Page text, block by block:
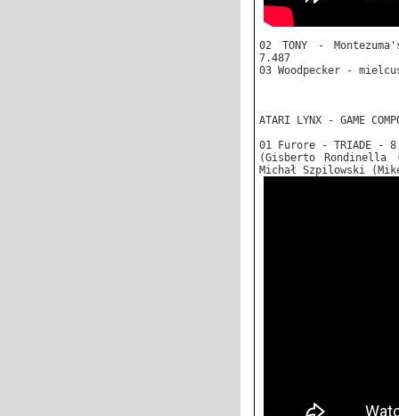
02 TONY -
7.487
03 Woodpecker -
ATARI LYNX - GAME
01 Furore - TRIADE -
(Gisberto Rondinella
Michał Szpilowski